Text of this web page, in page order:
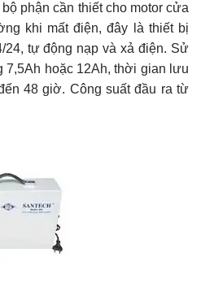
phận cần thiết cho motor cửa
khi mất điện, đây là thiết bị
24, tự động nạp và xả điện. Sử
7,5Ah hoặc 12Ah, thời gian lưu
48 giờ. Công suất đầu ra từ